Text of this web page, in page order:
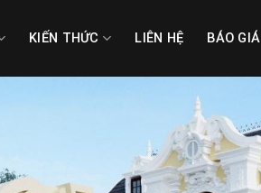
KIẾN THỨC LIÊN HỆ BÁO GIÁ